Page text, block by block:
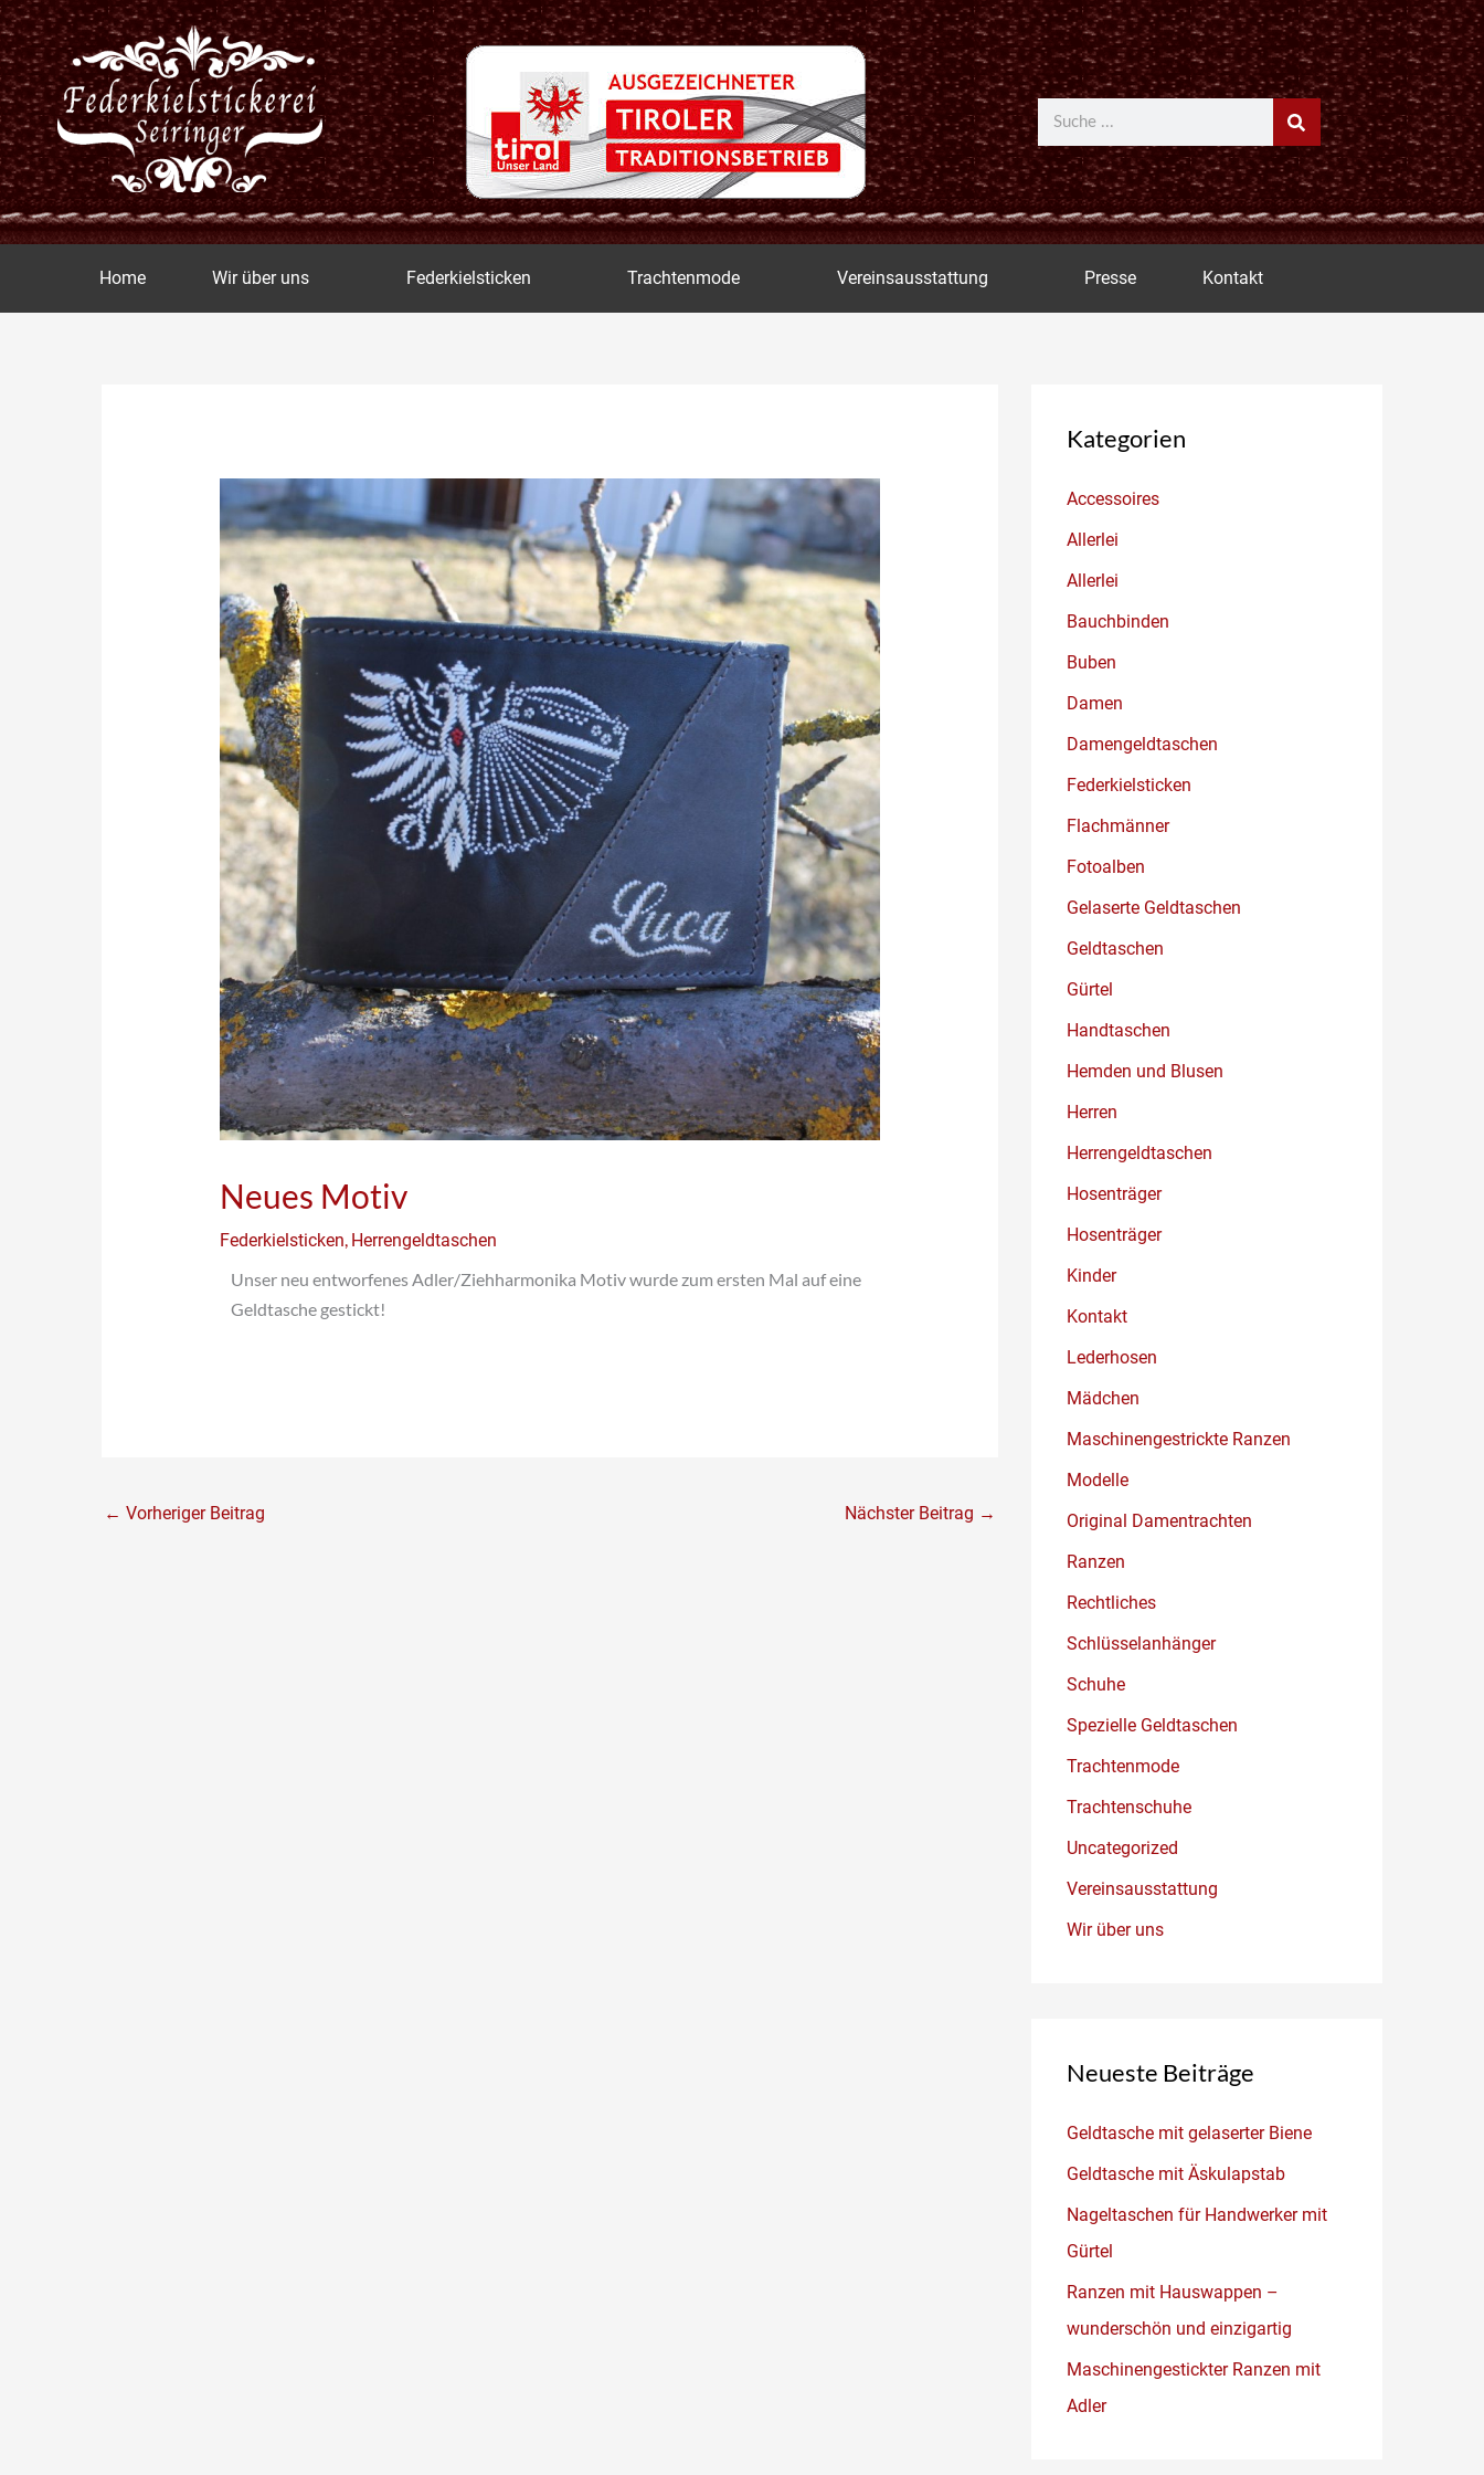
Zum
Inhalt
springen
Suche
Home Wir über uns Federkielsticken Trachtenmode Vereinsausstattung Presse Kontakt
Neues Motiv
Federkielsticken, Herrengeldtaschen
Unser neu entworfenes Adler/Ziehharmonika Motiv wurde zum ersten Mal auf eine
Geldtasche gestickt!
← Vorheriger Beitrag Nächster Beitrag →
Kategorien
Accessoires
Allerlei
Allerlei
Bauchbinden
Buben
Damen
Damengeldtaschen
Federkielsticken
Flachmänner
Fotoalben
Gelaserte Geldtaschen
Geldtaschen
Gürtel
Handtaschen
Hemden und Blusen
Herren
Herrengeldtaschen
Hosenträger
Hosenträger
Kinder
Kontakt
Lederhosen
Mädchen
Maschinengestrickte Ranzen
Modelle
Original Damentrachten
Ranzen
Rechtliches
Schlüsselanhänger
Schuhe
Spezielle Geldtaschen
Trachtenmode
Trachtenschuhe
Uncategorized
Vereinsausstattung
Wir über uns
Neueste Beiträge
Geldtasche mit gelaserter Biene
Geldtasche mit Äskulapstab
Nageltaschen für Handwerker mit
Gürtel
Ranzen mit Hauswappen –
wunderschön und einzigartig
Maschinengestickter Ranzen mit
Adler